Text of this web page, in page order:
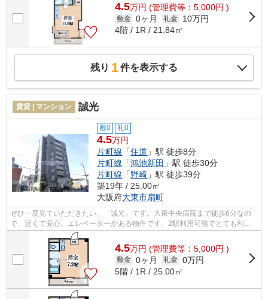
4.5万円 (管理費等：5,000円 )
敷金 0ヶ月 礼金
10万円
4階 / 1R / 21.84㎡
残り 1件を表示する
賃貸 | マンション 誠光
敷0 礼0
4.5万円
片町線 「住道 」駅 徒歩8分
片町線 「鴻池新田 」駅 徒歩30分
片町線 「野崎 」駅 徒歩39分
築19年 / 25.00㎡
大阪府大東市扇町
ぜひ一度見ていただきたい、「誠光」です。大東中央病院まで徒歩6分なの
で、近くて安心。エレベーターがある物件です。2駅利用可能でとても利便
性の高いマンションです。不動産につい...
4.5万円 (管理費等：5,000円 )
敷金 0ヶ月 礼金 0万円
5階 / 1R / 25.00㎡